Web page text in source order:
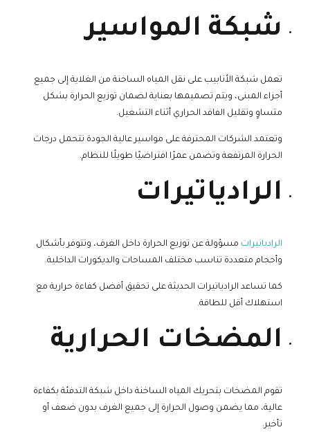
شبكة المواسير
تعمل شبكة الأنابيب على نقل المياه الساخنة من الغلاية إلى جميع
أجزاء المبنى، ويتم تصميمها بعناية لضمان توزيع الحرارة بشكل
متساوٍ وتقليل الفاقد الحراري أثناء التشغيل.
وتعتمد الشركات المحترفة على مواسير عالية الجودة تتحمل درجات
الحرارة المرتفعة وتضمن عمرًا افتراضيًا طويلًا للنظام.
الرادياتيرات
الرادياتيرات مسؤولة عن توزيع الحرارة داخل الغرف، وتتوفر بأشكال
وأحجام متعددة تناسب مختلف المساحات والديكورات الداخلية.
كما تساعد الرادياتيرات الحديثة على تحقيق أفضل كفاءة حرارية مع
استهلاك أقل للطاقة.
المضخات الحرارية
تقوم المضخات بتحريك المياه الساخنة داخل شبكة التدفئة بكفاءة
عالية، مما يضمن وصول الحرارة إلى جميع الغرف بدون ضعف أو
تأخير.